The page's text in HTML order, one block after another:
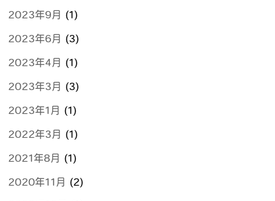
2023年9月 (1)
2023年6月 (3)
2023年4月 (1)
2023年3月 (3)
2023年1月 (1)
2022年3月 (1)
2021年8月 (1)
2020年11月 (2)